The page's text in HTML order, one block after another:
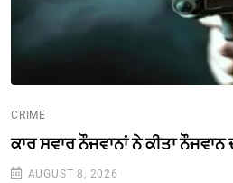
CRIME
ਕਾਰ ਸਵਾਰ ਨੌਜਵਾਨਾਂ ਨੇ ਕੀਤਾ
AUGUST 8, 2026